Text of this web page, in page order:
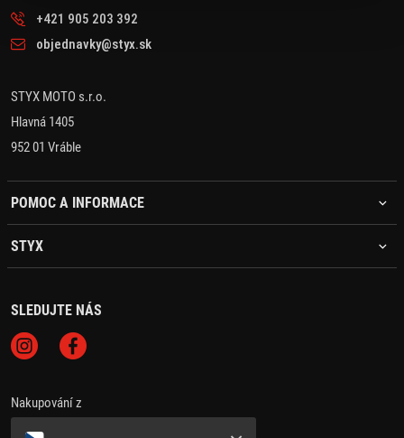
+421 905 203 392
objednavky@styx.sk
STYX MOTO s.r.o.
Hlavná 1405
952 01 Vráble
POMOC A INFORMACE
STYX
SLEDUJTE NÁS
Nakupování z